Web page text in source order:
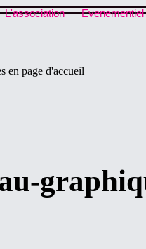
L'association
Evenementiel
en page d'accueil